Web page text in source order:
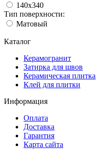
140x340
Тип поверхности:
Матовый
Каталог
Керамогранит
Затирка для швов
Керамическая плитка
Клей для плитки
Информация
Оплата
Доставка
Гарантия
Карта сайта